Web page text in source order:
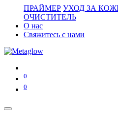
ПРАЙМЕР УХОД ЗА
ОЧИСТИТЕЛЬ
О нас
Свяжитесь с нами
0
0